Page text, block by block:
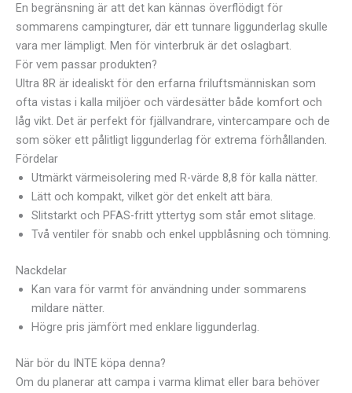
En begränsning är att det kan kännas överflödigt för
sommarens campingturer, där ett tunnare liggunderlag skulle
vara mer lämpligt. Men för vinterbruk är det oslagbart.
För vem passar produkten?
Ultra 8R är idealiskt för den erfarna friluftsmänniskan som
ofta vistas i kalla miljöer och värdesätter både komfort och
låg vikt. Det är perfekt för fjällvandrare, vintercampare och de
som söker ett pålitligt liggunderlag för extrema förhållanden.
Fördelar
Utmärkt värmeisolering med R-värde 8,8 för kalla nätter.
Lätt och kompakt, vilket gör det enkelt att bära.
Slitstarkt och PFAS-fritt yttertyg som står emot slitage.
Två ventiler för snabb och enkel uppblåsning och tömning.
Nackdelar
Kan vara för varmt för användning under sommarens
mildare nätter.
Högre pris jämfört med enklare liggunderlag.
När bör du INTE köpa denna?
Om du planerar att campa i varma klimat eller bara behöver